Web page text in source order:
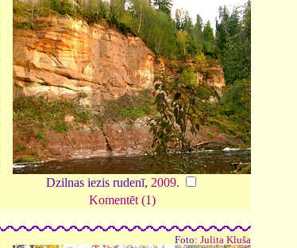
Dzilnas iezis rudenī, 2009.
Komentēt (1)
Foto: Julita Kluša